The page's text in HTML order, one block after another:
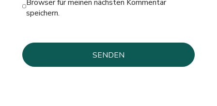
Browser für meinen nächsten Kommentar
speichern.